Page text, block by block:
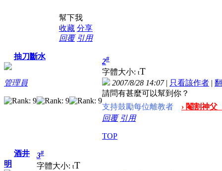
幫下我
收藏 分享
回覆 引用
抽刀斷水
管理員
2#
字體大小: tT
2007/8/28 14:07| 只看該作者 |
請問有甚麼可以幫到你？
支持鼓勵每位離教者
› 閹割神
回覆 引用
TOP
酒井
明
3#
字體大小: tT